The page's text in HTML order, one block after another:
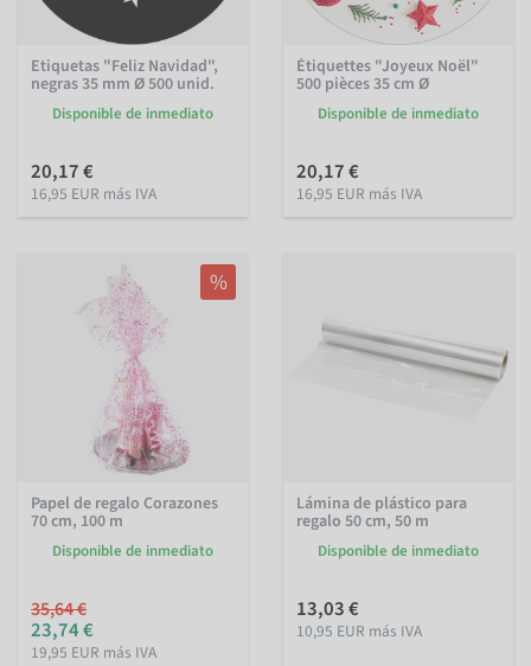
Etiquetas "Feliz Navidad",
negras 35 mm Ø 500 unid.
Disponible de inmediato
20,17 €
16,95 EUR más IVA
Étiquettes "Joyeux Noël"
500 pièces 35 cm Ø
Disponible de inmediato
20,17 €
16,95 EUR más IVA
%
Papel de regalo Corazones
70 cm, 100 m
Disponible de inmediato
35,64 €
23,74 €
19,95 EUR más IVA
Lámina de plástico para
regalo 50 cm, 50 m
Disponible de inmediato
13,03 €
10,95 EUR más IVA